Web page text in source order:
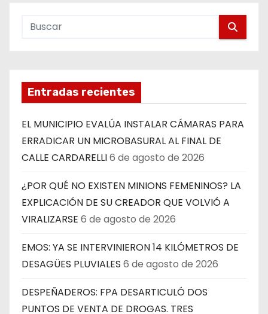
Entradas recientes
EL MUNICIPIO EVALÚA INSTALAR CÁMARAS PARA
ERRADICAR UN MICROBASURAL AL FINAL DE
CALLE CARDARELLI6 de agosto de 2026
¿POR QUÉ NO EXISTEN MINIONS FEMENINOS? LA
EXPLICACIÓN DE SU CREADOR QUE VOLVIÓ A
VIRALIZARSE 6 de agosto de 2026
EMOS: YA SE INTERVINIERON 14 KILÓMETROS DE
DESAGÜES PLUVIALES 6 de agosto de 2026
DESPEÑADEROS: FPA DESARTICULÓ DOS
PUNTOS DE VENTA DE DROGAS. TRES